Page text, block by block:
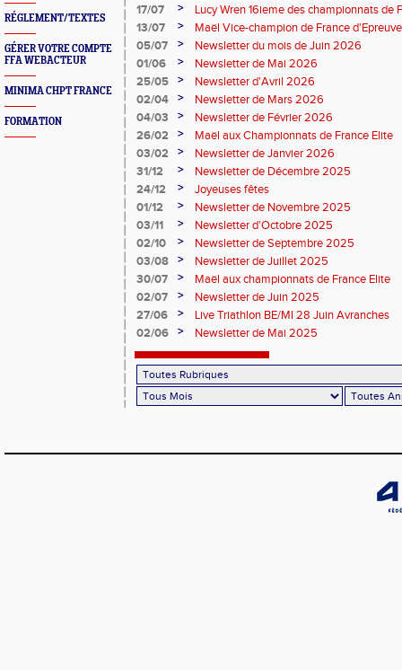
RÉGLEMENT/TEXTES
GÉRER VOTRE COMPTE
FFA WEBACTEUR
MINIMA CHPT FRANCE
FORMATION
17/07
>
Lucy Wren 16ieme des championnats de
perche
13/07 >
Maël Vice-champion de France
05/07
>
Newsletter du mois de Juin 2026
01/06
>
Newsletter de Mai 2026
25/05
>
Newsletter d'Avril 2026
02/04
>
Newsletter de Mars 2026
04/03
>
Newsletter de Février 2026
26/02
>
Maël aux Championnats de France Elite
03/02
>
Newsletter de Janvier 2026
31/12
>
Newsletter de Décembre 2025
24/12
>
Joyeuses fêtes
01/12
>
Newsletter de Novembre 2025
03/11
>
Newsletter d'Octobre 2025
02/10
>
Newsletter de Septembre 2025
03/08
>
Newsletter de Juillet 2025
30/07
>
Maël aux championnats de France Elite
02/07
>
Newsletter de Juin 2025
27/06
>
Live Triathlon BE/MI 28 Juin Avranches
02/06
> Newsletter de Mai 2025